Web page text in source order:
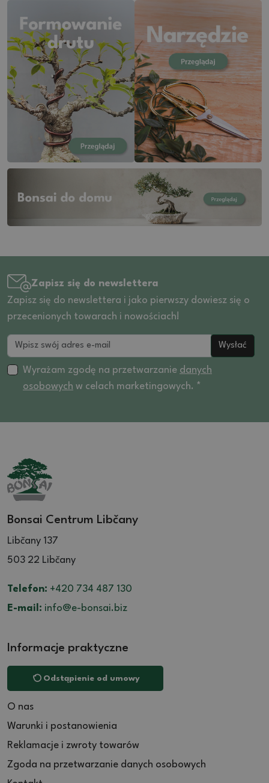
Zapisz się do newslettera
Zapisz się do newslettera i jako pierwszy dowiesz się o
przecenionych towarach i nowościach!
Wysłać
Wyrażam zgodę na przetwarzanie danych
osobowych w celach marketingowych. *
Bonsai Centrum Libčany
Libčany 137
503 22 Libčany
Telefon: +420 734 487 130
E-mail: info@e-bonsai.biz
Informacje praktyczne
Odstąpienie od umowy
O nas
Warunki i postanowienia
Reklamacje i zwroty towarów
Zgoda na przetwarzanie danych osobowych